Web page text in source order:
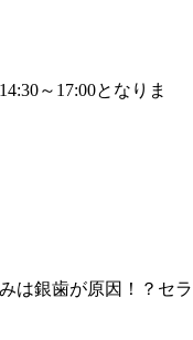
～17:00となりま